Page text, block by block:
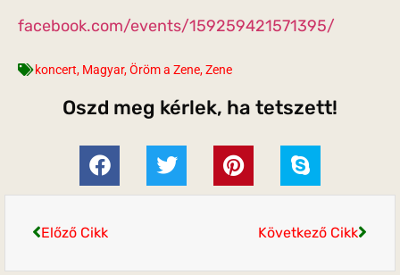
facebook.com/events/159259421571395/
koncert, Magyar,Öröm a Zene,Zene
Oszd meg kérlek, ha tetszett!
Előző Cikk Következő Cikk